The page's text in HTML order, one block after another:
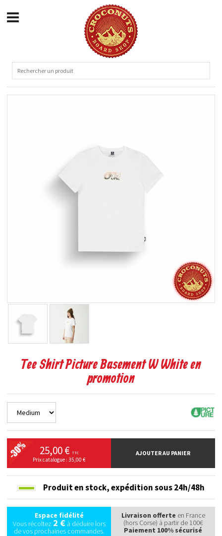
Tee Shirt Picture Basement W White en
promotion
25,00 € TTC
Prix catalogue : 35,00 €
AJOUTER AU PANIER
Produit en stock,expédition sous 24h/48h
Espace fidélité
Vous récoltez 2 €à déduire lors
de vos prochaines commandes.
Livraison offerte en France
(hors Corse) à partir de 100€
Paiement 100% sécurisé